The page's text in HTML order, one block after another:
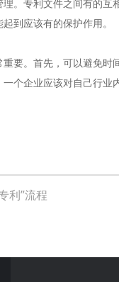
专利文件之间有的互
到应该有的保护作用。
。首先，可以避免时
企业应该对自己行业
利”流程